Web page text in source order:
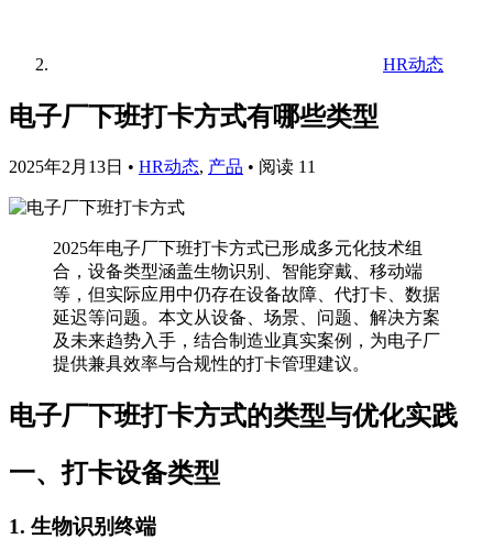
HR动态
电子厂下班打卡方式有哪些类型
2025年2月13日 • HR动态, 产品 • 阅读 11
2025年电子厂下班打卡方式已形成多元化技术组
合，设备类型涵盖生物识别、智能穿戴、移动端
等，但实际应用中仍存在设备故障、代打卡、数据
延迟等问题。本文从设备、场景、问题、解决方案
及未来趋势入手，结合制造业真实案例，为电子厂
提供兼具效率与合规性的打卡管理建议。
电子厂下班打卡方式的类型与优化实践
一、打卡设备类型
1. 生物识别终端